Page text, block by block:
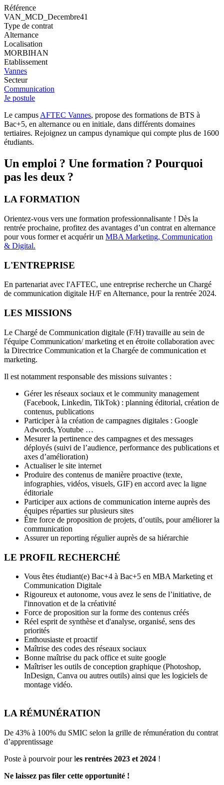
Référence
VAN_MCD_Decembre41
Type de contrat
Alternance
Localisation
MORBIHAN
Etablissement
Vannes
Secteur
Communication
Je postule
Le campusAFTEC Vannes, propose des formations de BTS à
Bac+5, en alternance ou en initiale, dans différents domaines
tertiaires. Rejoignez un campus dynamique qui compte plus de 1600
étudiants.
Un emploi ? Une formation ? Pourquoi
pas les deux ?
LA FORMATION
Orientez-vous vers une formation professionnalisante ! Dès la
rentrée prochaine, profitez des avantages d’un contrat en alternance
pour vous former et acquérir un MBA Marketing, Communication
& Digital.
L'ENTREPRISE
En partenariat avec l'AFTEC, une entreprise recherche un Chargé
de communication digitale H/F en Alternance, pour la rentrée 2024.
LES MISSIONS
Le Chargé de Communication digitale (F/H) travaille au sein de
l'équipe Communication/ marketing et en étroite collaboration avec
la Directrice Communication et la Chargée de communication et
marketing.
Il est notamment responsable des missions suivantes :
Gérer les réseaux sociaux et le community management
(Facebook, Linkedin, TikTok) : planning éditorial, création de
contenus, publications
Participer à la création de campagnes digitales : Google
Adwords, Youtube …
Mesurer la pertinence des campagnes et des messages
déployés (suivi de l’audience, performance des publications et
axes d’amélioration)
Actualiser le site internet
Produire des contenus de manière proactive (texte,
infographies, vidéos, visuels, GIF) en accord avec la ligne
éditoriale
Participer aux actions de communication interne auprès des
équipes réparties sur plusieurs sites
Être force de proposition de projets, d’outils, pour améliorer la
communication
Assurer un reporting régulier auprès de sa hiérarchie
LE PROFIL RECHERCHÉ
Vous êtes étudiant(e) Bac+4 à Bac+5 en MBA Marketing et
Communication Digitale
Rigoureux et autonome, vous avez le sens de l’initiative, de
l'innovation et de la créativité
Force de proposition sur la forme des contenus créés
Réel esprit de synthèse et d'analyse, organisé, sens des
priorités
Enthousiaste et proactif
Maîtrise des codes des réseaux sociaux
Bonne maîtrise du pack office et suite google
Maîtriser les outils de conception graphique (Photoshop,
InDesign, Canva ou autres outils) ainsi que les logiciels de
montage vidéo.
LA RÉMUNÉRATION
De 43% à 100% du SMIC selon la grille de rémunération du contrat
d’apprentissage
Poste à pourvoir pour les rentrées 2023 et 2024 !
Ne laissez pas filer cette opportunité !